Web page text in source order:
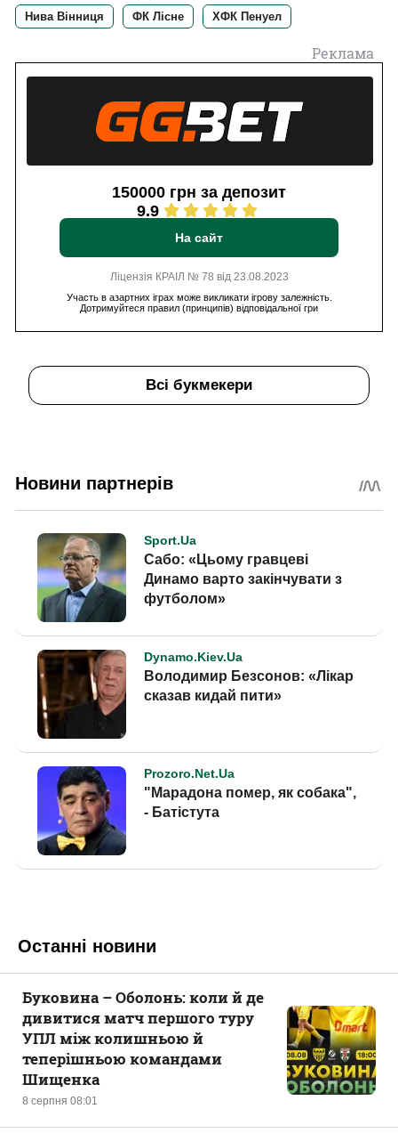
Нива Вінниця ФК Лісне ХФК Пенуел
Реклама
150000 грн за депозит
9.9
На сайт
Ліцензія КРАІЛ № 78 від 23.08.2023
Участь в азартних іграх може викликати ігрову залежність.
Дотримуйтеся правил (принципів) відповідальної гри
Всі букмекери
Останні новини
8 серпня 08:01
Буковина – Оболонь: коли й де
дивитися матч першого туру
УПЛ між колишньою й
теперішньою командами
Шищенка